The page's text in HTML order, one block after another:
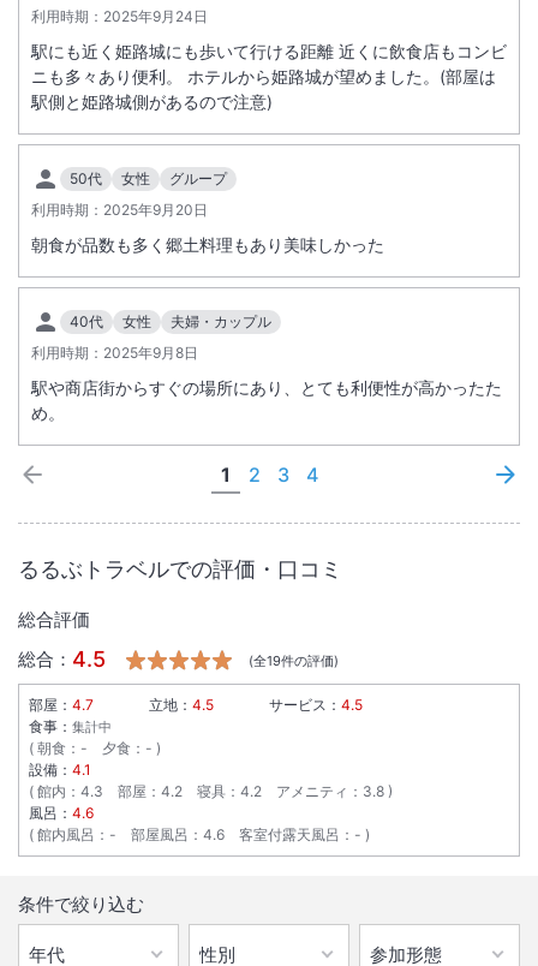
利用時期： 2025年9月24日
駅にも近く姫路城にも歩いて行ける距離 近くに飲食店もコンビ
ニも多々あり便利。 ホテルから姫路城が望めました。(部屋は
駅側と姫路城側があるので注意)
50代 女性
グループ
利用時期： 2025年9月20日
朝食が品数も多く郷土料理もあり美味しかった
40代 女性
夫婦・カップル
利用時期： 2025年9月8日
駅や商店街からすぐの場所にあり、とても利便性が高かったた
め。
1 2 3 4
るるぶトラベルでの評価・口コミ
総合評価
総合： 4.5 (全19件の評価)
部屋： 4.7 立地： 4.5 サービス： 4.5
食事： 集計中
朝食 ： - 夕食 ： -
設備： 4.1
館内 ： 4.3 部屋 ： 4.2 寝具 ： 4.2 アメニティ ： 3.8
風呂： 4.6
館内風呂 ： - 部屋風呂 ： 4.6 客室付露天風呂 ： -
条件で絞り込む